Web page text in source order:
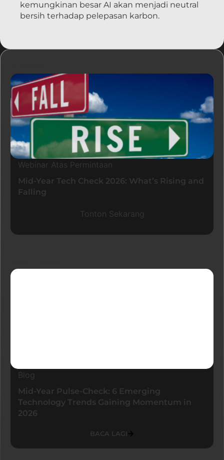
kemungkinan besar AI akan menjadi neutral
bersih terhadap pelepasan karbon.
Webinar Atas Permintaan
Mid-Year Tech Check 2026: What’s Rising and
Falling
Tonton Sekarang
Blog
Mid-Year Pulse-Check: 6 Emerging
Technology Trends Gaining Momentum in
2026
BACA LAGI